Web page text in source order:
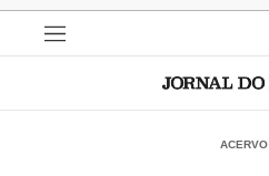
ACERVO